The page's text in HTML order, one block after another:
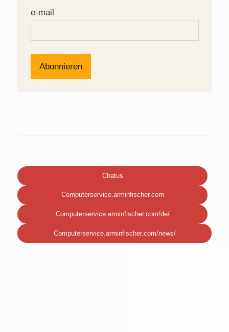
e-mail
Chatus
Computerservice.arminfischer.com
Computerservice.arminfischer.com/de/
Computerservice.arminfischer.com/news/